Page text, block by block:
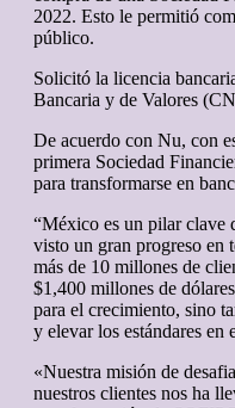
2022. Esto le permitió
público.
Solicitó la licencia
Bancaria y de Valores
De acuerdo con Nu, con
primera Sociedad
para transformarse en
“México es un pilar clave
visto un gran progreso en
más de 10 millones de
$1,400 millones de
para el crecimiento, sino
y elevar los estándares
«Nuestra misión de
nuestros clientes nos ha